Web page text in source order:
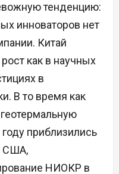
тенденцию:
инноваторов нет
Китай
как в научных
в
В то время как
приблизились
США,
НИОКР в